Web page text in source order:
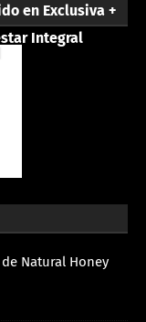
en Exclusiva +
Integral
Natural Honey